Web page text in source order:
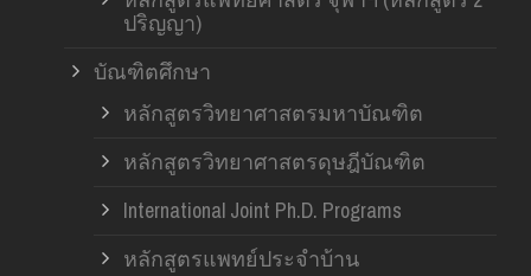
ปริญญา)
บัณฑิตศึกษา
หลักสูตรวิทยาศาสตรมหาบัณฑิต
หลักสูตรวิทยาศาสตรดุษฎีบัณฑิต
International Joint Ph.D. Programs
หลักสูตรแพทย์ประจำบ้าน